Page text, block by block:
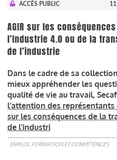
ACCÈS PUBLIC
AGIR sur les
l’Industrie 4.0 ou de la
de l’industrie
Dans le cadre de sa
mieux appréhender les
qualité de vie au travail,
l’attention des représentants
sur les conséquences de la
de l’industri
EMPLOI, FORMATION ET COMPÉTENCES